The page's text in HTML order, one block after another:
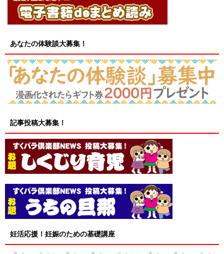
あなたの体験談大募集！
記事投稿大募集！
妊活応援！妊娠のための基礎講座